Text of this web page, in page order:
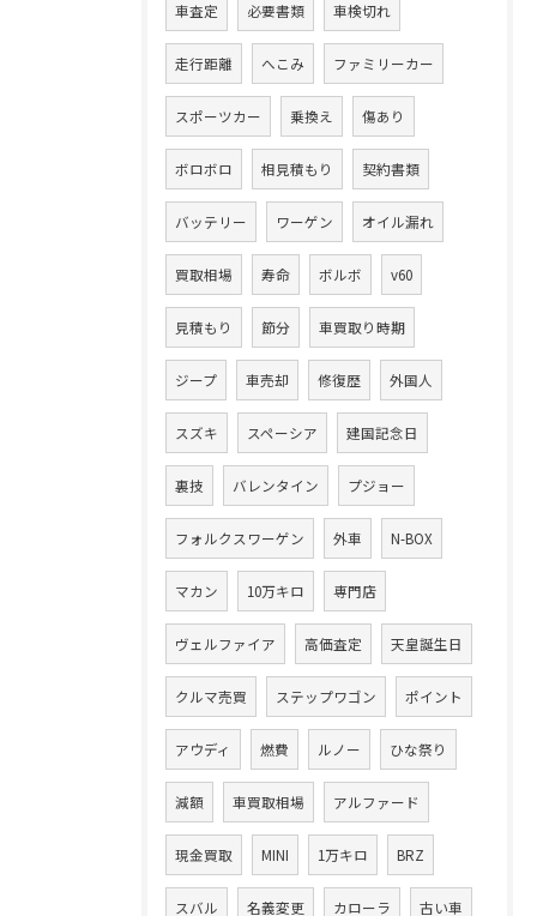
車査定 必要書類 車検切れ
走行距離 へこみ ファミリーカー
スポーツカー 乗換え 傷あり
ボロボロ 相見積もり 契約書類
バッテリー ワーゲン オイル漏れ
買取相場 寿命 ボルボ v60
見積もり 節分 車買取り時期
ジープ 車売却 修復歴 外国人
スズキ スペーシア 建国記念日
裏技 バレンタイン プジョー
フォルクスワーゲン 外車 N-BOX
マカン 10万キロ 専門店
ヴェルファイア 高価査定 天皇誕生日
クルマ売買 ステップワゴン ポイント
アウディ 燃費 ルノー ひな祭り
減額 車買取相場 アルファード
現金買取 MINI 1万キロ BRZ
スバル 名義変更 カローラ 古い車